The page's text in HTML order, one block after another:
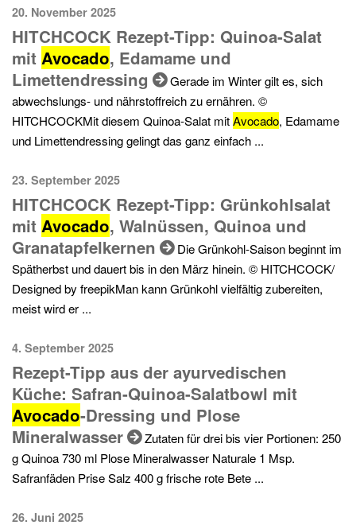
20. November 2025
HITCHCOCK Rezept-Tipp: Quinoa-Salat
mit Avocado, Edamame und
Limettendressing
Gerade im Winter gilt es, sich
abwechslungs- und nährstoffreich zu ernähren. ©
HITCHCOCKMit diesem Quinoa-Salat mitAvocado, Edamame
und Limettendressing gelingt das ganz einfach ...
23. September 2025
HITCHCOCK Rezept-Tipp: Grünkohlsalat
mit Avocado, Walnüssen, Quinoa und
Granatapfelkernen
Die Grünkohl-Saison beginnt im
Spätherbst und dauert bis in den März hinein. © HITCHCOCK/
Designed by freepikMan kann Grünkohl vielfältig zubereiten,
meist wird er ...
4. September 2025
Rezept-Tipp aus der ayurvedischen
Küche: Safran-Quinoa-Salatbowl mit
Avocado-Dressing und Plose
Mineralwasser
Zutaten für drei bis vier Portionen: 250
g Quinoa 730 ml Plose Mineralwasser Naturale 1 Msp.
Safranfäden Prise Salz 400 g frische rote Bete ...
26. Juni 2025